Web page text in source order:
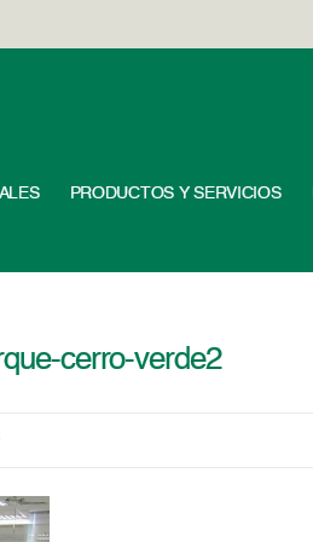
PRODUCTOS Y SERVICIOS
cerro-verde2